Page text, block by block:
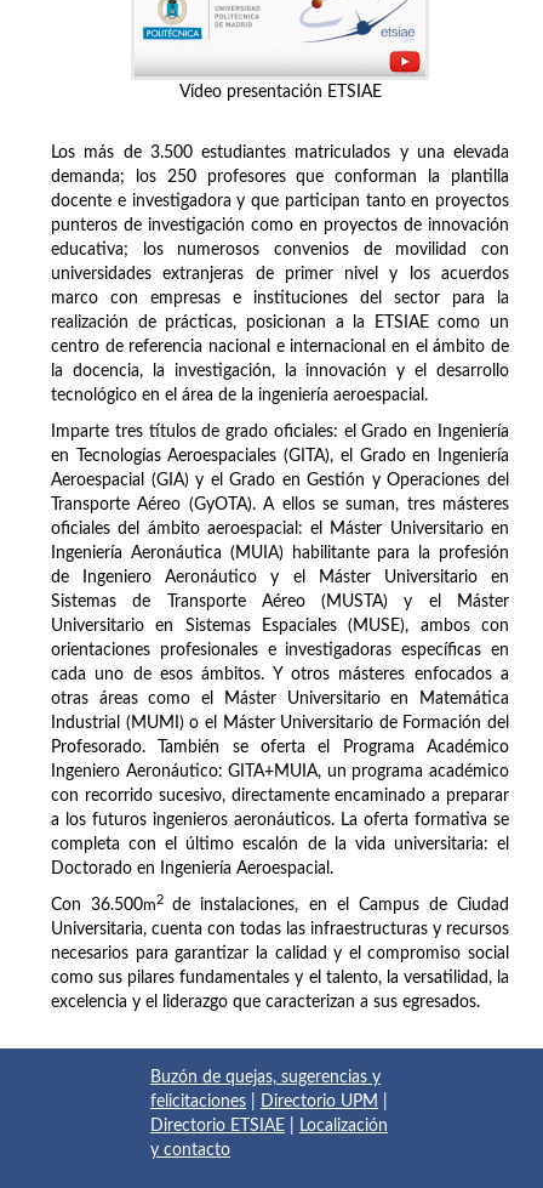
Vídeo presentación ETSIAE
Los más de 3.500 estudiantes matriculados y una elevada
demanda; los 250 profesores que conforman la plantilla
docente e investigadora y que participan tanto en proyectos
punteros de investigación como en proyectos de innovación
educativa; los numerosos convenios de movilidad con
universidades extranjeras de primer nivel y los acuerdos
marco con empresas e instituciones del sector para la
realización de prácticas, posicionan a la ETSIAE como un
centro de referencia nacional e internacional en el ámbito de
la docencia, la investigación, la innovación y el desarrollo
tecnológico en el área de la ingeniería aeroespacial.
Imparte tres títulos de grado oficiales: el Grado en Ingeniería
en Tecnologías Aeroespaciales (GITA), el Grado en Ingeniería
Aeroespacial (GIA) y el Grado en Gestión y Operaciones del
Transporte Aéreo (GyOTA). A ellos se suman, tres másteres
oficiales del ámbito aeroespacial: el Máster Universitario en
Ingeniería Aeronáutica (MUIA) habilitante para la profesión
de Ingeniero Aeronáutico y el Máster Universitario en
Sistemas de Transporte Aéreo (MUSTA) y el Máster
Universitario en Sistemas Espaciales (MUSE), ambos con
orientaciones profesionales e investigadoras específicas en
cada uno de esos ámbitos. Y otros másteres enfocados a
otras áreas como el Máster Universitario en Matemática
Industrial (MUMI) o el Máster Universitario de Formación del
Profesorado. También se oferta el Programa Académico
Ingeniero Aeronáutico: GITA+MUIA, un programa académico
con recorrido sucesivo, directamente encaminado a preparar
a los futuros ingenieros aeronáuticos. La oferta formativa se
completa con el último escalón de la vida universitaria: el
Doctorado en Ingeniería Aeroespacial.
Con 36.500m2
de instalaciones, en el Campus de Ciudad
Universitaria, cuenta con todas las infraestructuras y recursos
necesarios para garantizar la calidad y el compromiso social
como sus pilares fundamentales y el talento, la versatilidad, la
excelencia y el liderazgo que caracterizan a sus egresados.
Buzón de quejas, sugerencias y
felicitaciones
Directorio UPM
Directorio ETSIAE
Localización
y contacto